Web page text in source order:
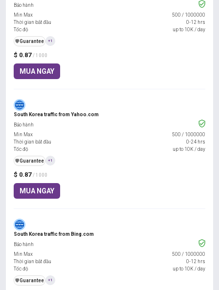
$ 0.87 / 1000
MUA NGAY
Bảo hành
Min Max
500 / 1000000
Thời gian bắt đầu
0-12 hrs
Tốc độ
up to 10K / day
️🛡️Guarantee +1
South Korea traffic from Yahoo.com
$ 0.87 / 1000
MUA NGAY
Bảo hành
Min Max
500 / 1000000
Thời gian bắt đầu
0-24 hrs
Tốc độ
up to 10K / day
️🛡️Guarantee +1
South Korea traffic from Bing.com
Bảo hành
Min Max
500 / 1000000
Thời gian bắt đầu
0-12 hrs
Tốc độ
up to 10K / day
️🛡️Guarantee +1